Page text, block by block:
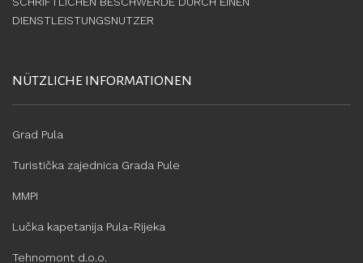
DIENSTLEISTUNGSNUTZER
NÜTZLICHE INFORMATIONEN
Grad Pula
Turistička zajednica Grada Pule
MMPI
Lučka kapetanija Pula-Rijeka
Tehnomont d.o.o.